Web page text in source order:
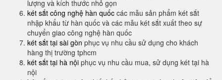
lượng và kích thước nhỏ gọn
két sắt công nghệ hàn quốc các mẫu sản phẩm két sắt
nhập khẩu từ hàn quốc và các mẫu két sắt xuất theo sự
chuyển giao công nghệ hàn quốc
két sắt tại sài gòn phục vụ nhu cầu sử dụng cho khách
hàng thị trường tphcm
két sắt tại hà nội phục vụ nhu cầu mua, sử dụng két tại hà
nội